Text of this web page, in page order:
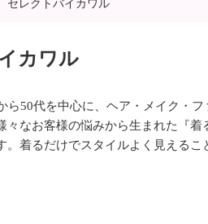
レクトバイカワル
カワル
ら50代を中心に、ヘア・メイク・
々なお客様の悩みから生まれた『
。着るだけでスタイルよく見える